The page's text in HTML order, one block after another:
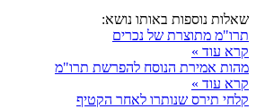
שאלות נוספות באותו נושא:
תרו"מ מתוצרת של נכרים
קרא עוד »
מהות אמירת הנוסח להפרשת תרו"מ
קרא עוד »
קלחי תירס שנותרו לאחר הקטיף